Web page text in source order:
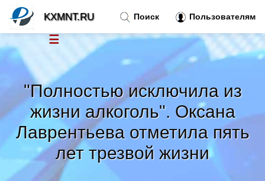
"Полностью исключила из
жизни алкоголь". Оксана
Лаврентьева отметила пять
лет трезвой жизни
Поиск Пользователям
KXMNT.RU
☰
Тренды новостей»
Рубрики»
Правила »